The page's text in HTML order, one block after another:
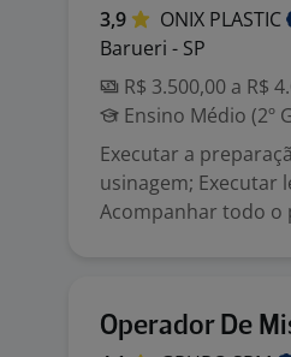
3,9 ONIX PLASTIC
Barueri - SP
R$ 3.500,00 a R$
Ensino Médio (2º
Executar a
usinagem; Executar
Acompanhar todo o
Operador De